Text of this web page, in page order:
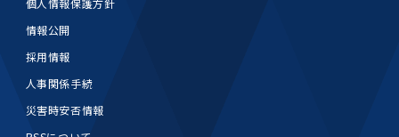
個人情報保護方針
情報公開
採用情報
人事関係手続
災害時安否情報